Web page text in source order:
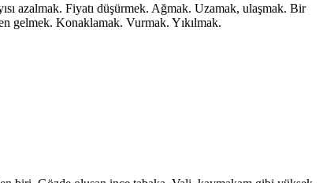
azalmak. Fiyatı düşürmek. Ağmak. Uzamak, ulaşmak. Bir
gelmek. Konaklamak. Vurmak. Yıkılmak.